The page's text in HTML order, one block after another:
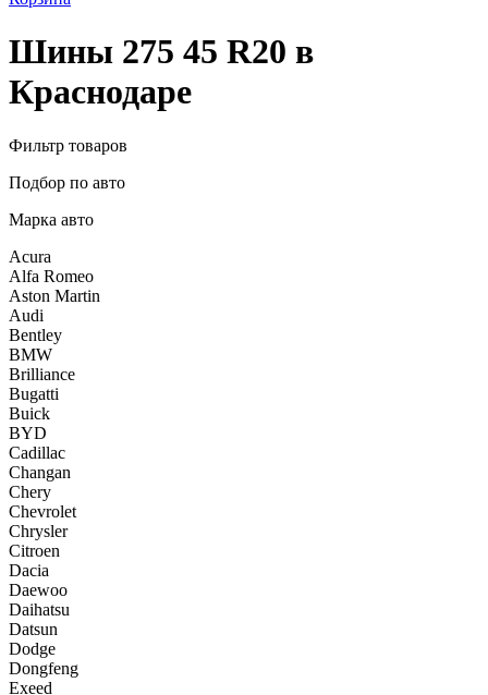
Шины 275 45 R20 в
Краснодаре
Фильтр товаров
Подбор по авто
Марка авто
Acura
Alfa Romeo
Aston Martin
Audi
Bentley
BMW
Brilliance
Bugatti
Buick
BYD
Cadillac
Changan
Chery
Chevrolet
Chrysler
Citroen
Dacia
Daewoo
Daihatsu
Datsun
Dodge
Dongfeng
Exeed